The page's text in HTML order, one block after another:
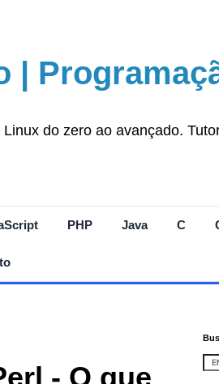
|
do zero ao avançado.
PHP Java C
- O que